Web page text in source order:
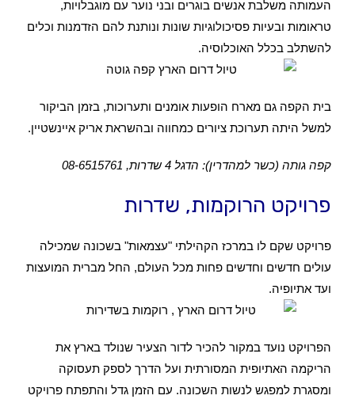
העמותה משלבת אנשים בוגרים ובני נוער עם מוגבלויות,
טראומות ובעיות פסיכולוגיות שונות ונותנת להם הזדמנות וכלים
להשתלב בכלל האוכלוסיה.
בית הקפה גם מארח הופעות אומנים ותערוכות, בזמן הביקור
למשל היתה תערוכת ציורים כמחווה ובהשראת אריק איינשטיין.
קפה גותה (כשר למהדרין): הדגל 4 שדרות, 08-6515761
פרויקט הרוקמות, שדרות
פרויקט שקם לו במרכז הקהילתי "עצמאות" בשכונה שמכילה
עולים חדשים וחדשים פחות מכל העולם, החל מברית המועצות
ועד אתיופיה.
הפרויקט נועד במקור להכיר לדור הצעיר שנולד בארץ את
הריקמה האתיופית המסורתית ועל הדרך לספק תעסוקה
ומסגרת למפגש לנשות השכונה. עם הזמן גדל והתפתח פרויקט